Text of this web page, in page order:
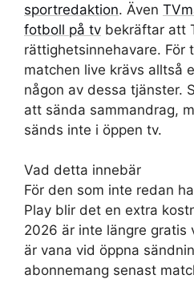
sportredaktion. Även
fotboll på tv bekräftar att
rättighetsinnehavare. För
matchen live krävs alltså
någon av dessa tjänster.
att sända sammandrag,
sänds inte i öppen tv.
Vad detta innebär
För den som inte redan
Play blir det en extra
2026 är inte längre gratis
är vana vid öppna
abonnemang senast